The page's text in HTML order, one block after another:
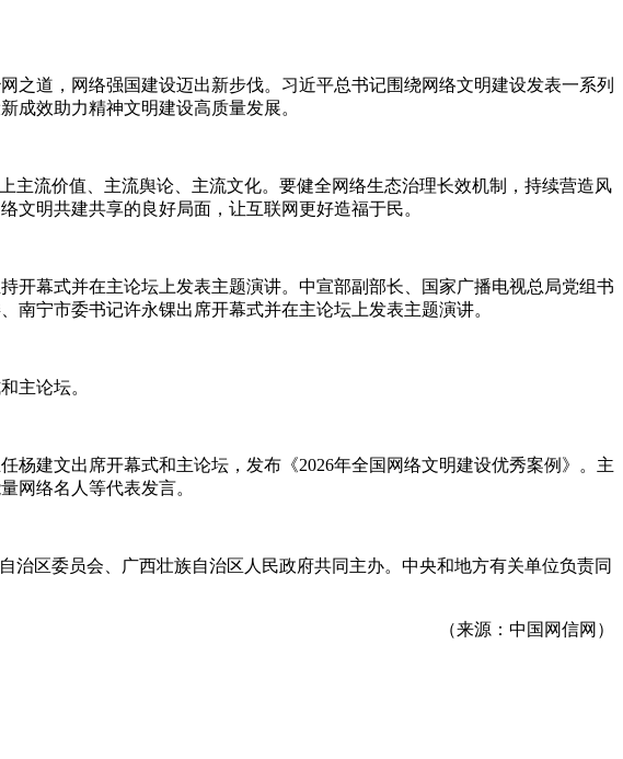
道，网络强国建设迈出新步伐。习近平总书记围绕网络文明建设发表一系列
成效助力精神文明建设高质量发展。
流价值、主流舆论、主流文化。要健全网络生态治理长效机制，持续营造风
明共建共享的良好局面，让互联网更好造福于民。
开幕式并在主论坛上发表主题演讲。中宣部副部长、国家广播电视总局党组书
宁市委书记许永锞出席开幕式并在主论坛上发表主题演讲。
主论坛。
杨建文出席开幕式和主论坛，发布《2026年全国网络文明建设优秀案例》。主
网络名人等代表发言。
区委员会、广西壮族自治区人民政府共同主办。中央和地方有关单位负责同
（来源：中国网信网）